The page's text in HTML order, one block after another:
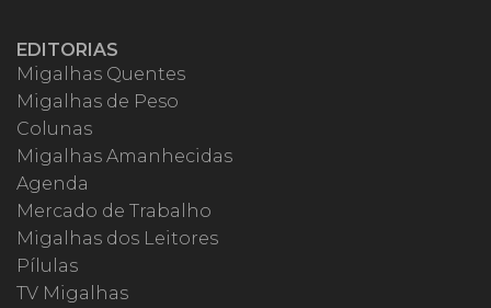
EDITORIAS
Migalhas Quentes
Migalhas de Peso
Colunas
Migalhas Amanhecidas
Agenda
Mercado de Trabalho
Migalhas dos Leitores
Pílulas
TV Migalhas